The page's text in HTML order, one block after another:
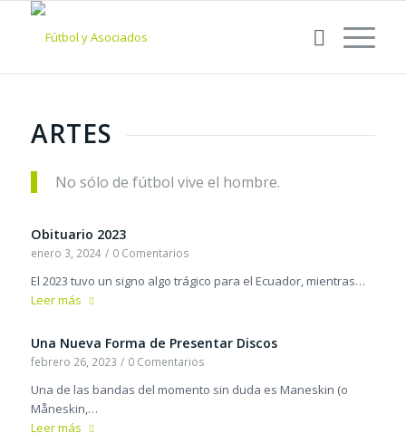
ARTES
No sólo de fútbol vive el hombre.
Obituario 2023
enero 3, 2024 / 0 Comentarios
El 2023 tuvo un signo algo trágico para el Ecuador, mientras…
Leer más
Una Nueva Forma de Presentar Discos
febrero 26, 2023 / 0 Comentarios
Una de las bandas del momento sin duda es Maneskin (o
Måneskin,…
Leer más